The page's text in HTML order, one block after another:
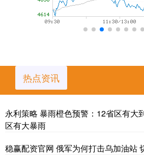
热点资讯
永利策略 暴雨橙色预警：12省区有大
区有大暴雨
稳赢配资官网 俄军为何打击乌加油站